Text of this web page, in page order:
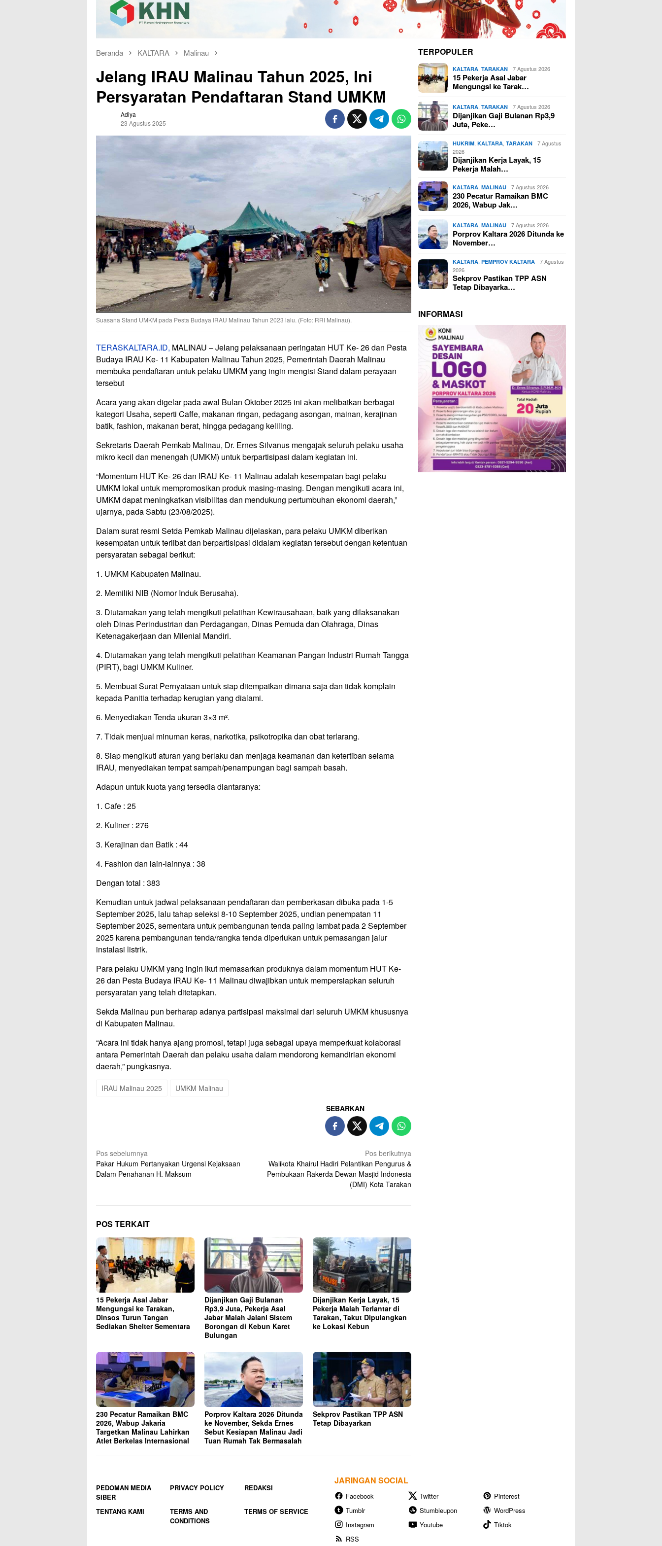
Beranda KALTARA Malinau
Jelang IRAU Malinau Tahun 2025, Ini
Persyaratan Pendaftaran Stand UMKM
Adiya
23 Agustus 2025
Suasana Stand UMKM pada Pesta Budaya IRAU Malinau Tahun 2023 lalu. (Foto: RRI Malinau).
TERASKALTARA.ID, MALINAU – Jelang pelaksanaan peringatan HUT Ke- 26 dan Pesta
Budaya IRAU Ke- 11 Kabupaten Malinau Tahun 2025, Pemerintah Daerah Malinau
membuka pendaftaran untuk pelaku UMKM yang ingin mengisi Stand dalam perayaan
tersebut
Acara yang akan digelar pada awal Bulan Oktober 2025 ini akan melibatkan berbagai
kategori Usaha, seperti Caffe, makanan ringan, pedagang asongan, mainan, kerajinan
batik, fashion, makanan berat, hingga pedagang keliling.
Sekretaris Daerah Pemkab Malinau, Dr. Ernes Silvanus mengajak seluruh pelaku usaha
mikro kecil dan menengah (UMKM) untuk berpartisipasi dalam kegiatan ini.
“Momentum HUT Ke- 26 dan IRAU Ke- 11 Malinau adalah kesempatan bagi pelaku
UMKM lokal untuk mempromosikan produk masing-masing. Dengan mengikuti acara ini,
UMKM dapat meningkatkan visibilitas dan mendukung pertumbuhan ekonomi daerah,”
ujarnya, pada Sabtu (23/08/2025).
Dalam surat resmi Setda Pemkab Malinau dijelaskan, para pelaku UMKM diberikan
kesempatan untuk terlibat dan berpartisipasi didalam kegiatan tersebut dengan ketentuan
persyaratan sebagai berikut:
1. UMKM Kabupaten Malinau.
2. Memiliki NIB (Nomor Induk Berusaha).
3. Diutamakan yang telah mengikuti pelatihan Kewirausahaan, baik yang dilaksanakan
oleh Dinas Perindustrian dan Perdagangan, Dinas Pemuda dan Olahraga, Dinas
Ketenagakerjaan dan Milenial Mandiri.
4. Diutamakan yang telah mengikuti pelatihan Keamanan Pangan Industri Rumah Tangga
(PIRT), bagi UMKM Kuliner.
5. Membuat Surat Pernyataan untuk siap ditempatkan dimana saja dan tidak komplain
kepada Panitia terhadap kerugian yang dialami.
6. Menyediakan Tenda ukuran 3×3 m².
7. Tidak menjual minuman keras, narkotika, psikotropika dan obat terlarang.
8. Siap mengikuti aturan yang berlaku dan menjaga keamanan dan ketertiban selama
IRAU, menyediakan tempat sampah/penampungan bagi sampah basah.
Adapun untuk kuota yang tersedia diantaranya:
1. Cafe : 25
2. Kuliner : 276
3. Kerajinan dan Batik : 44
4. Fashion dan lain-lainnya : 38
Dengan total : 383
Kemudian untuk jadwal pelaksanaan pendaftaran dan pemberkasan dibuka pada 1-5
September 2025, lalu tahap seleksi 8-10 September 2025, undian penempatan 11
September 2025, sementara untuk pembangunan tenda paling lambat pada 2 September
2025 karena pembangunan tenda/rangka tenda diperlukan untuk pemasangan jalur
instalasi listrik.
Para pelaku UMKM yang ingin ikut memasarkan produknya dalam momentum HUT Ke-
26 dan Pesta Budaya IRAU Ke- 11 Malinau diwajibkan untuk mempersiapkan seluruh
persyaratan yang telah ditetapkan.
Sekda Malinau pun berharap adanya partisipasi maksimal dari seluruh UMKM khususnya
di Kabupaten Malinau.
“Acara ini tidak hanya ajang promosi, tetapi juga sebagai upaya memperkuat kolaborasi
antara Pemerintah Daerah dan pelaku usaha dalam mendorong kemandirian ekonomi
daerah,” pungkasnya.
IRAU Malinau 2025 UMKM Malinau
SEBARKAN
Navigasi
pos
Pos sebelumnya
Pakar Hukum Pertanyakan Urgensi Kejaksaan
Dalam Penahanan H. Maksum
Pos berikutnya
Walikota Khairul Hadiri Pelantikan Pengurus &
Pembukaan Rakerda Dewan Masjid Indonesia
(DMI) Kota Tarakan
POS TERKAIT
15 Pekerja Asal Jabar
Mengungsi ke Tarakan,
Dinsos Turun Tangan
Sediakan Shelter Sementara
Dijanjikan Gaji Bulanan
Rp3,9 Juta, Pekerja Asal
Jabar Malah Jalani Sistem
Borongan di Kebun Karet
Bulungan
Dijanjikan Kerja Layak, 15
Pekerja Malah Terlantar di
Tarakan, Takut Dipulangkan
ke Lokasi Kebun
230 Pecatur Ramaikan BMC
2026, Wabup Jakaria
Targetkan Malinau Lahirkan
Atlet Berkelas Internasional
Porprov Kaltara 2026 Ditunda
ke November, Sekda Ernes
Sebut Kesiapan Malinau Jadi
Tuan Rumah Tak Bermasalah
Sekprov Pastikan TPP ASN
Tetap Dibayarkan
TERPOPULER
KALTARA ,TARAKAN 7 Agustus 2026
15 Pekerja Asal Jabar
Mengungsi ke Tarak…
KALTARA ,TARAKAN 7 Agustus 2026
Dijanjikan Gaji Bulanan Rp3,9
Juta, Peke…
HUKRIM ,KALTARA ,TARAKAN
7 Agustus
2026
Dijanjikan Kerja Layak, 15
Pekerja Malah…
KALTARA ,MALINAU 7 Agustus 2026
230 Pecatur Ramaikan BMC
2026, Wabup Jak…
KALTARA ,MALINAU 7 Agustus 2026
Porprov Kaltara 2026 Ditunda ke
November…
KALTARA ,PEMPROV KALTARA
7 Agustus
2026
Sekprov Pastikan TPP ASN
Tetap Dibayarka…
INFORMASI
PEDOMAN MEDIA
SIBER
PRIVACY POLICY REDAKSI
TENTANG KAMI
TERMS AND
CONDITIONS
TERMS OF SERVICE
JARINGAN SOCIAL
Facebook Twitter
Pinterest
Tumblr
Stumbleupon
WordPress
Instagram
Youtube
Tiktok
RSS